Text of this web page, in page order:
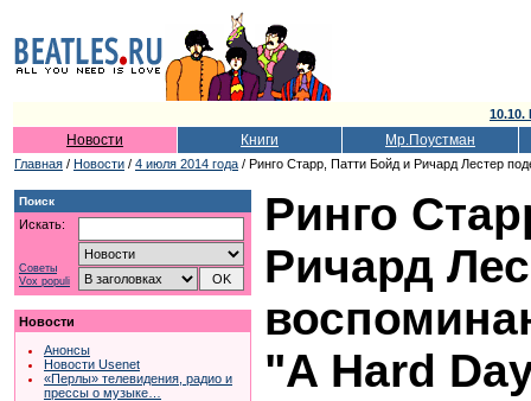
10.10.
Новости Книги Мр.Поустман
Главная / Новости / 4 июля 2014 года / Ринго Старр, Патти Бойд и Ричард Лестер
Поиск
Искать:
Советы
Vox populi
Новости
Анонсы
Новости Usenet
«Перлы» телевидения, радио и
прессы о музыке…
Ринго
Ричард
"A Hard